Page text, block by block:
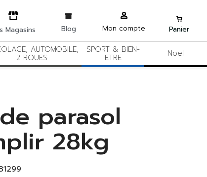
Magasins Blog Mon compte Panier
AUTOMOBILE,
2 ROUES
SPORT & BIEN-
ETRE Noël
parasol
28kg